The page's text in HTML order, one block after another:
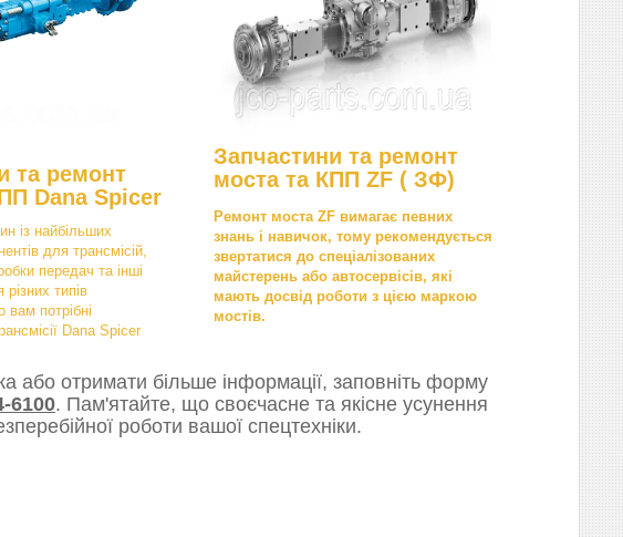
та ремонт
Dana Spicer
із найбільших
для трансмісій,
передач та інші
типів
вам потрібні
Dana Spicer
Запчастини та ремонт
моста та КПП ZF ( ЗФ)
Ремонт моста ZF вимагає певних
знань і навичок, тому рекомендується
звертатися до спеціалізованих
майстерень або автосервісів, які
мають досвід роботи з цією маркою
мостів.
або отримати більше інформації, заповніть форму
6100. Пам'ятайте, що своєчасне та якісне усунення
роботи вашої спецтехніки.